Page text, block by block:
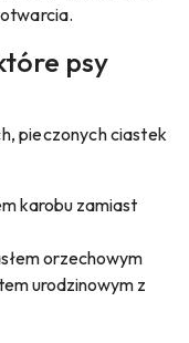
psy
pieczonych ciastek
karobu zamiast
orzechowym
urodzinowym z